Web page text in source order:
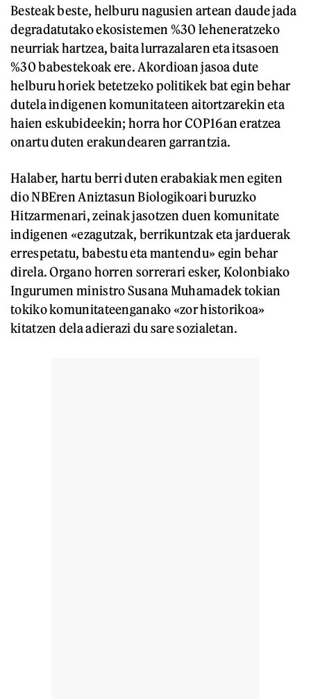
Besteak beste, helburu nagusien artean daude jada
degradatutako ekosistemen %30 leheneratzeko
neurriak hartzea, baita lurrazalaren eta itsasoen
%30 babestekoak ere. Akordioan jasoa dute
helburu horiek betetzeko politikek bat egin behar
dutela indigenen komunitateen aitortzarekin eta
haien eskubideekin; horra hor COP16an eratzea
onartu duten erakundearen garrantzia.
Halaber, hartu berri duten erabakiak men egiten
dio NBEren Aniztasun Biologikoari buruzko
Hitzarmenari, zeinak jasotzen duen komunitate
indigenen «ezagutzak, berrikuntzak eta jarduerak
errespetatu, babestu eta mantendu» egin behar
direla. Organo horren sorrerari esker, Kolonbiako
Ingurumen ministro Susana Muhamadek tokian
tokiko komunitateenganako «zor historikoa»
kitatzen dela adierazi du sare sozialetan.